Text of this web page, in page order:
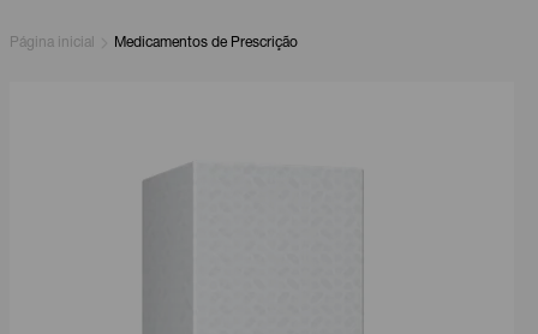
Página inicial Medicamentos de Prescrição